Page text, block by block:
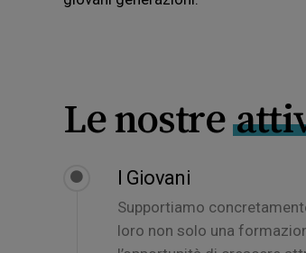
Le nostre
I Giovani
Supportiamo
loro non solo una